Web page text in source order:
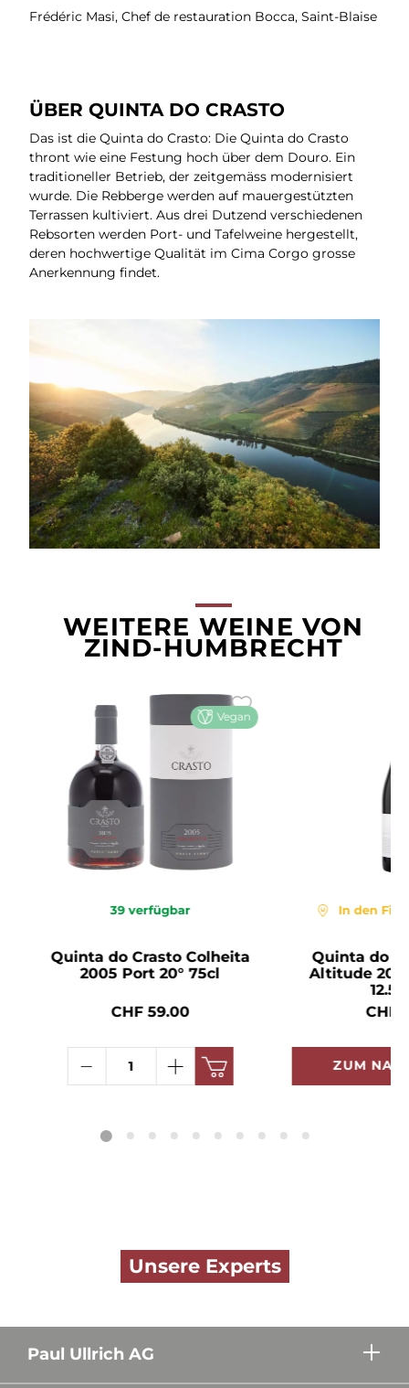
Frédéric Masi, Chef de restauration Bocca, Saint-Blaise
ÜBER QUINTA DO CRASTO
Das ist die Quinta do Crasto: Die Quinta do Crasto
thront wie eine Festung hoch über dem Douro. Ein
traditioneller Betrieb, der zeitgemäss modernisiert
wurde. Die Rebberge werden auf mauergestützten
Terrassen kultiviert. Aus drei Dutzend verschiedenen
Rebsorten werden Port- und Tafelweine hergestellt,
deren hochwertige Qualität im Cima Corgo grosse
Anerkennung findet.
WEITERE WEINE VON
ZIND-HUMBRECHT
Vegan
39 verfügbar
Quinta do Crasto Colheita
2005 Port 20° 75cl
CHF 59.00
In den
Quinta do
Altitude
CHF
ZUM
Unsere Experts
Paul Ullrich AG